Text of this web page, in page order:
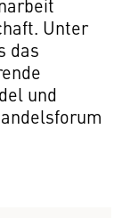
Unter
das
und